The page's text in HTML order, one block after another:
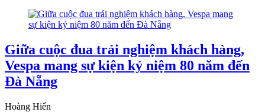
Giữa cuộc đua trải nghiệm khách hàng,
Vespa mang sự kiện kỷ niệm 80 năm đến
Đà Nẵng
Hoàng Hiển